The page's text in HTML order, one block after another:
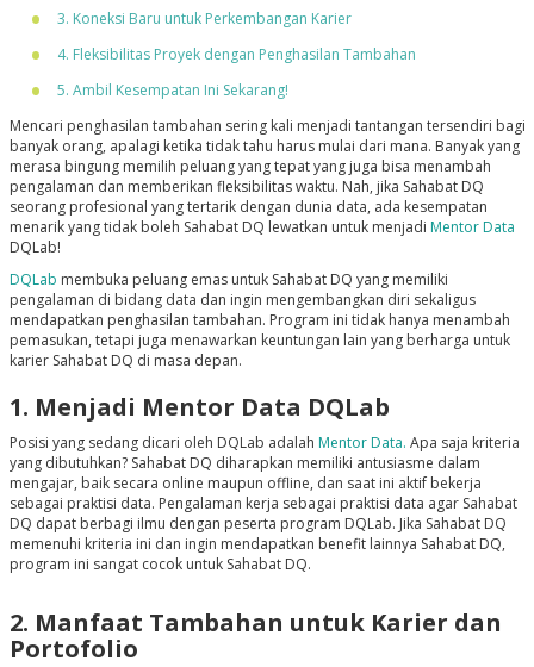
3. Koneksi Baru untuk Perkembangan Karier
4. Fleksibilitas Proyek dengan Penghasilan Tambahan
5. Ambil Kesempatan Ini Sekarang!
Mencari penghasilan tambahan sering kali menjadi tantangan tersendiri bagi
banyak orang, apalagi ketika tidak tahu harus mulai dari mana. Banyak yang
merasa bingung memilih peluang yang tepat yang juga bisa menambah
pengalaman dan memberikan fleksibilitas waktu. Nah, jika Sahabat DQ
seorang profesional yang tertarik dengan dunia data, ada kesempatan
menarik yang tidak boleh Sahabat DQ lewatkan untuk menjadi Mentor Data
DQLab!
DQLab membuka peluang emas untuk Sahabat DQ yang memiliki
pengalaman di bidang data dan ingin mengembangkan diri sekaligus
mendapatkan penghasilan tambahan. Program ini tidak hanya menambah
pemasukan, tetapi juga menawarkan keuntungan lain yang berharga untuk
karier Sahabat DQ di masa depan.
1. Menjadi Mentor Data DQLab
Posisi yang sedang dicari oleh DQLab adalah Mentor Data. Apa saja kriteria
yang dibutuhkan? Sahabat DQ diharapkan memiliki antusiasme dalam
mengajar, baik secara online maupun offline, dan saat ini aktif bekerja
sebagai praktisi data. Pengalaman kerja sebagai praktisi data agar Sahabat
DQ dapat berbagi ilmu dengan peserta program DQLab. Jika Sahabat DQ
memenuhi kriteria ini dan ingin mendapatkan benefit lainnya Sahabat DQ,
program ini sangat cocok untuk Sahabat DQ.
2. Manfaat Tambahan untuk Karier dan
Portofolio